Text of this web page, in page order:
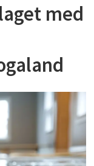
med